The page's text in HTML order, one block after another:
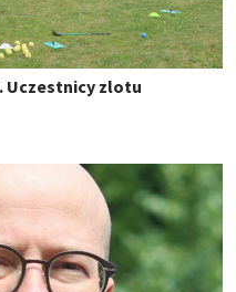
Uczestnicy zlotu